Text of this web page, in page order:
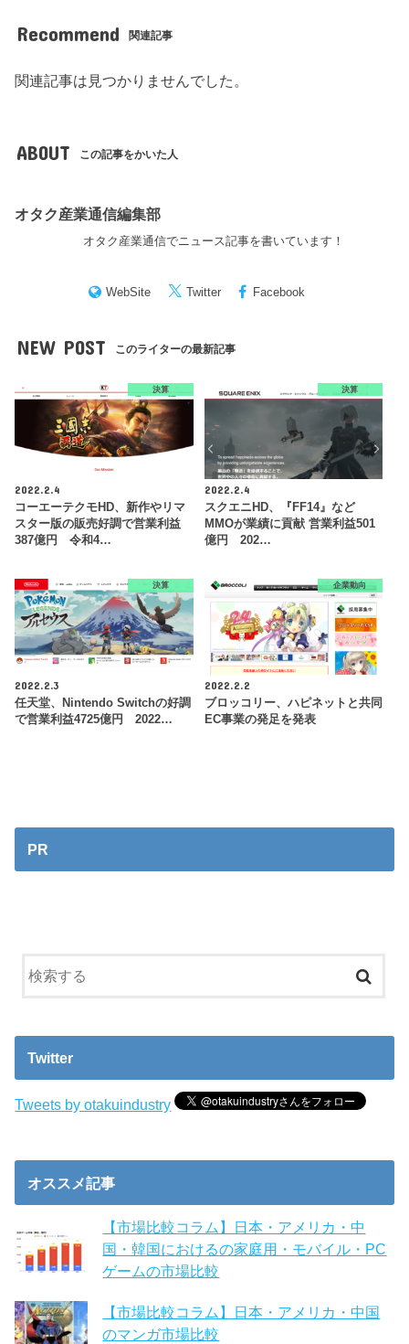
Recommend 関連記事
関連記事は見つかりませんでした。
ABOUT この記事をかいた人
オタク産業通信編集部
オタク産業通信でニュース記事を書いています！
WebSite Twitter Facebook
NEW POST このライターの最新記事
決算
2022.2.4
コーエーテクモHD、新作やリマ
スター版の販売好調で営業利益
387億円 令和4…
決算
2022.2.4
スクエニHD、『FF14』など
MMOが業績に貢献 営業利益501
億円 202…
決算
2022.2.3
任天堂、Nintendo Switchの好調
で営業利益4725億円 2022…
企業動向
2022.2.2
ブロッコリー、ハピネットと共同
EC事業の発足を発表
PR
Twitter
Tweets by otakuindustry
オススメ記事
【市場比較コラム】日本・アメリカ・中
国・韓国におけるの家庭用・モバイル・PC
ゲームの市場比較
【市場比較コラム】日本・アメリカ・中国
のマンガ市場比較